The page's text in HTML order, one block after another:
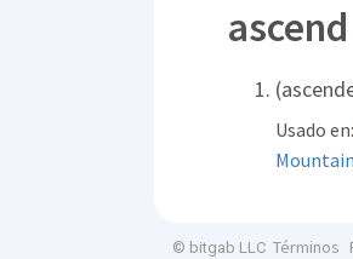
ascend
Usado en:
© bitgab LLC Términos